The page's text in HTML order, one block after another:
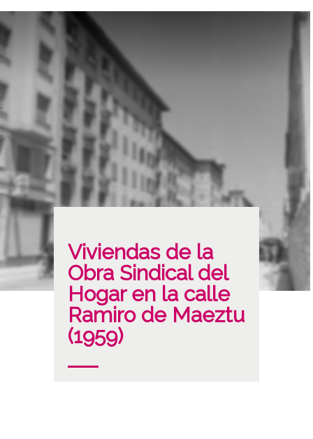
Viviendas de la
Obra Sindical del
Hogar en la calle
Ramiro de Maeztu
(1959)